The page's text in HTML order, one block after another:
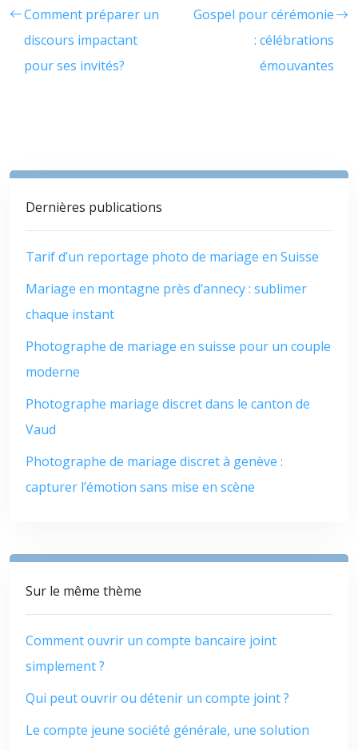
Comment préparer un
discours impactant
pour ses invités?
Gospel pour cérémonie
: célébrations
émouvantes
Dernières publications
Tarif d’un reportage photo de mariage en Suisse
Mariage en montagne près d’annecy : sublimer
chaque instant
Photographe de mariage en suisse pour un couple
moderne
Photographe mariage discret dans le canton de
Vaud
Photographe de mariage discret à genève :
capturer l’émotion sans mise en scène
Sur le même thème
Comment ouvrir un compte bancaire joint
simplement ?
Qui peut ouvrir ou détenir un compte joint ?
Le compte jeune société générale, une solution